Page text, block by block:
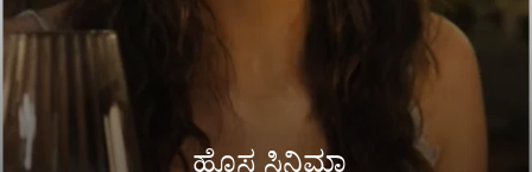
ಹೊಸ ಸಿನಿಮಾ